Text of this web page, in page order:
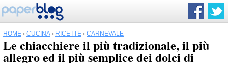
HOME › CUCINA › RICETTE › CARNEVALE
Le chiacchiere il più tradizionale, il più
allegro ed il più semplice dei dolci di